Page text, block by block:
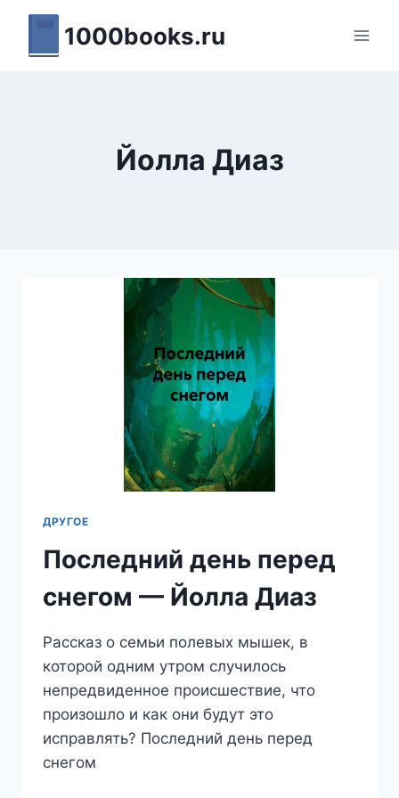
Перейти
содержимому
1000books.ru
Йолла Диаз
ДРУГОЕ
Последний день перед
снегом — Йолла Диаз
Рассказ о семьи полевых мышек, в
которой одним утром случилось
непредвиденное происшествие, что
произошло и как они будут это
исправлять? Последний день перед
снегом